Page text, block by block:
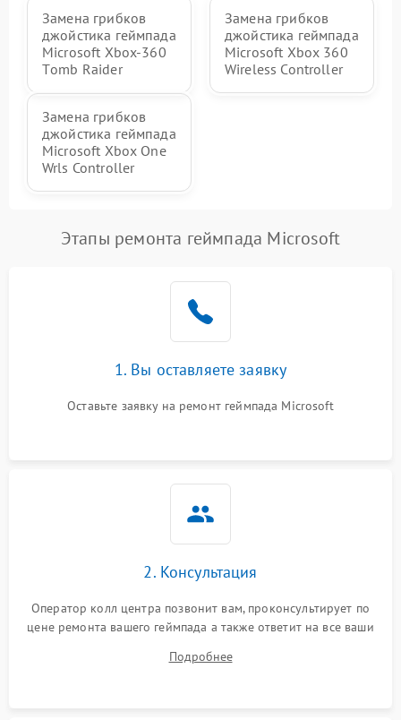
Замена грибков
джойстика геймпада
Microsoft Xbox-360
Тomb Raider
Замена грибков
джойстика геймпада
Microsoft Xbox 360
Wireless Controller
Замена грибков
джойстика геймпада
Microsoft Xbox One
Wrls Controller
Этапы ремонта геймпада Microsoft
1. Вы оставляете заявку
Оставьте заявку на ремонт геймпада Microsoft
2. Консультация
Оператор колл центра позвонит вам, проконсультирует по
цене ремонта вашего геймпада а также ответит на все ваши
Подробнее